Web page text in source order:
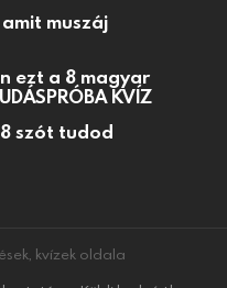
muszáj
ezt a 8 magyar
KVÍZ
8 szót tudod
kvízek oldala